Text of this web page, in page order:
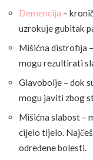
Demencija –
uzrokuje gubitak
Mišićna distrofija
mogu rezultirati
Glavobolje – dok
mogu javiti zbog
Mišićna slabost –
cijelo tijelo.
određene bolesti.